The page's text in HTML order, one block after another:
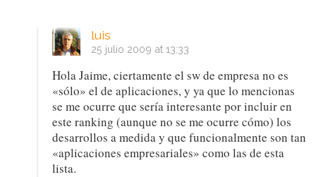
luis
25 julio 2009 at 13:33
Hola Jaime, ciertamente el sw de empresa no es
«sólo» el de aplicaciones, y ya que lo mencionas
se me ocurre que sería interesante por incluir en
este ranking (aunque no se me ocurre cómo) los
desarrollos a medida y que funcionalmente son tan
«aplicaciones empresariales» como las de esta
lista.